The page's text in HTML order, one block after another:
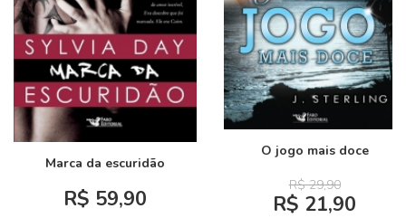
Marca da escuridão
R$ 59,90
O jogo mais doce
R$ 29,90
R$ 21,90